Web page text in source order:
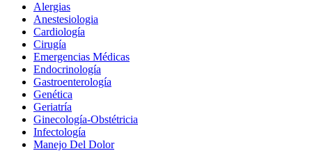
Alergias
Anestesiologia
Cardiología
Cirugía
Emergencias Médicas
Endocrinología
Gastroenterología
Genética
Geriatría
Ginecología-Obstétricia
Infectología
Manejo Del Dolor